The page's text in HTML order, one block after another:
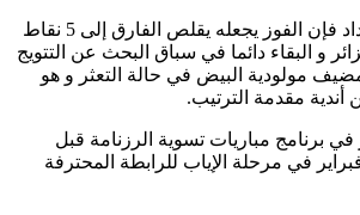
و بالنسبة لشباب بلوزداد فإن الفوز يجعله يقلص الفارق إلى 5 نقاط
و البقاء دائما في سباق البحث عن التتويج
مولودية البيض في حالة التعثر و هو
أندية مقدمة الترتيب.
في برنامج مباريات تسوية الرزنامة قبل
يومي 9 و 10 فبراير في مرحلة الإياب للرابطة المحترفة